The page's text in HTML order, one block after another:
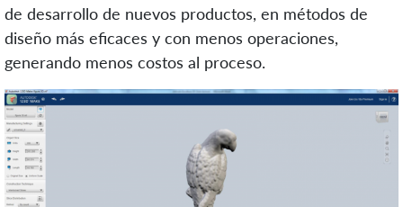
de desarrollo de nuevos productos, en métodos de
diseño más eficaces y con menos operaciones,
generando menos costos al proceso.